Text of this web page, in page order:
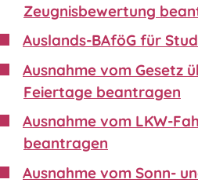
Zeugnisbewertung
Auslands-BAföG für
Ausnahme vom Gesetz
Feiertage beantragen
Ausnahme vom LKW-
beantragen
Ausnahme vom Sonn-